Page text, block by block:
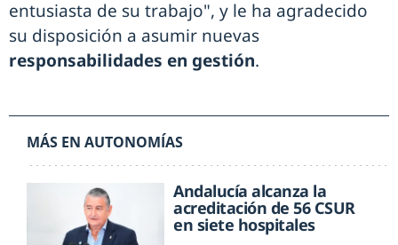
entusiasta de su trabajo", y le ha agradecido
su disposición a asumir nuevas
responsabilidades en gestión.
MÁS EN AUTONOMÍAS
Andalucía alcanza la
acreditación de 56 CSUR
en siete hospitales